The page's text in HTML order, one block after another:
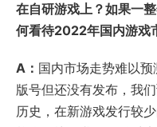
在自研游戏上？如果一
何看待2022年国内游戏
A： 国内市场走势难以
版号但还没有发布，我
历史，在新游戏发行较